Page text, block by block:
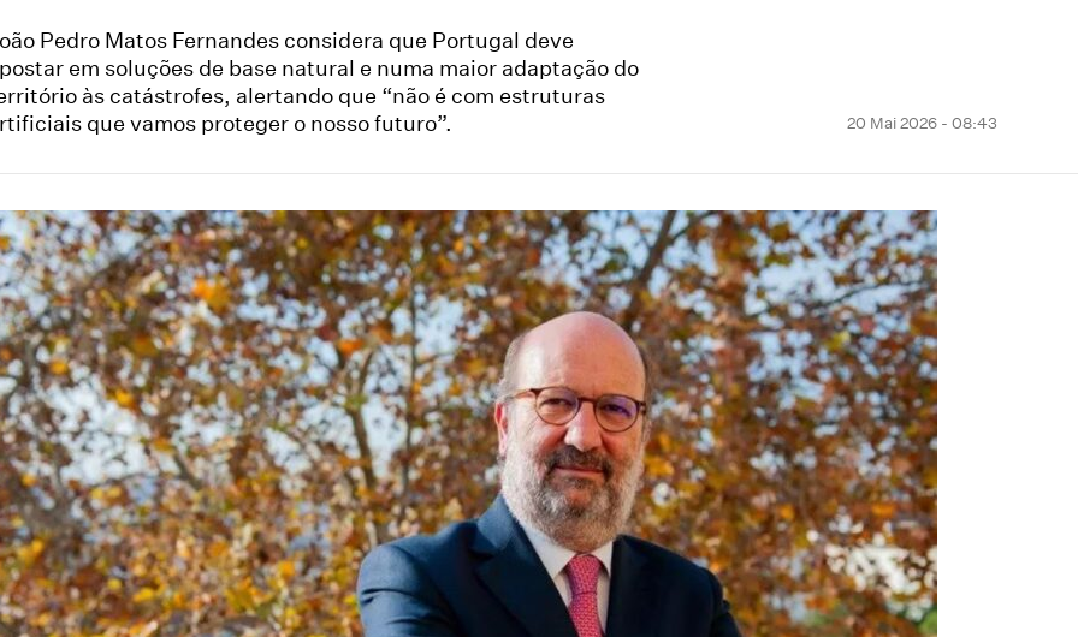
Pedro Matos Fernandes considera que Portugal deve
em soluções de base natural e numa maior adaptação do
às catástrofes, alertando que “não é com estruturas
que vamos proteger o nosso futuro”.
20 Mai 2026 - 08:43